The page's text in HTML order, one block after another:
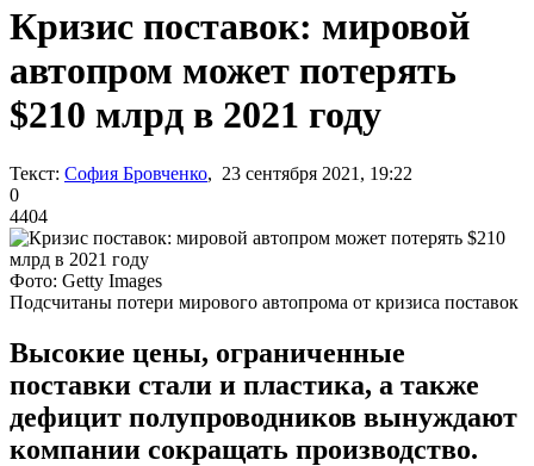
Кризис поставок: мировой
автопром может потерять
$210 млрд в 2021 году
Текст: София Бровченко, 23 сентября 2021, 19:22
0
4404
Фото: Getty Images
Подсчитаны потери мирового автопрома от кризиса поставок
Высокие цены, ограниченные
поставки стали и пластика, а также
дефицит полупроводников вынуждают
компании сокращать производство.